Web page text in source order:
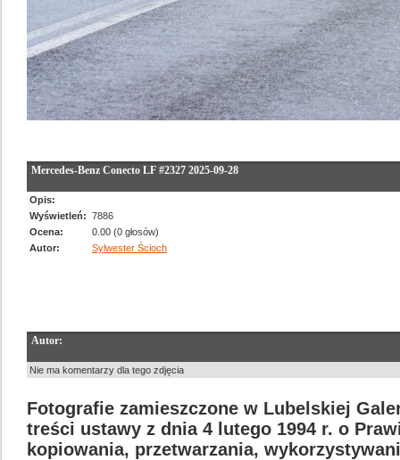
Mercedes-Benz Conecto LF #2327 2025-09-28
Opis:
Wyświetleń: 7886
Ocena:
0.00 (0 głosów)
Autor:
Sylwester Ścioch
Autor:
Nie ma komentarzy dla tego zdjęcia
Fotografie zamieszczone w Lubelskiej
treści ustawy z dnia 4 lutego 1994 r. o
kopiowania, przetwarzania,